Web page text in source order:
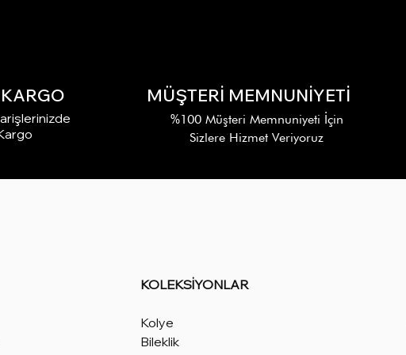
MÜŞTERİ MEMNUNİYETİ
%100 Müşteri Memnuniyeti İçin
Sizlere Hizmet Veriyoruz
KOLEKSİYONLAR
Kolye
Bileklik